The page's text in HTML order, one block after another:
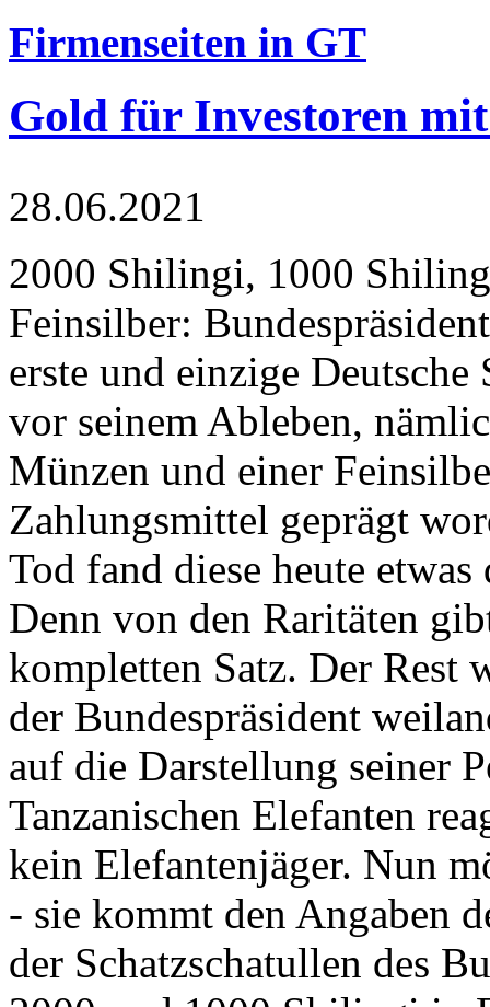
Firmenseiten in GT
Gold für Investoren
28.06.2021
2000 Shilingi, 1000
Feinsilber:
erste und einzige Deutsche
vor seinem Ableben,
Münzen und einer
Zahlungsmittel geprägt
Tod fand diese heute
Denn von den Raritäten
kompletten Satz. Der Rest
der Bundespräsident
auf die Darstellung seiner
Tanzanischen Elefanten
kein Elefantenjäger. Nun
- sie kommt den Angaben
der Schatzschatullen des